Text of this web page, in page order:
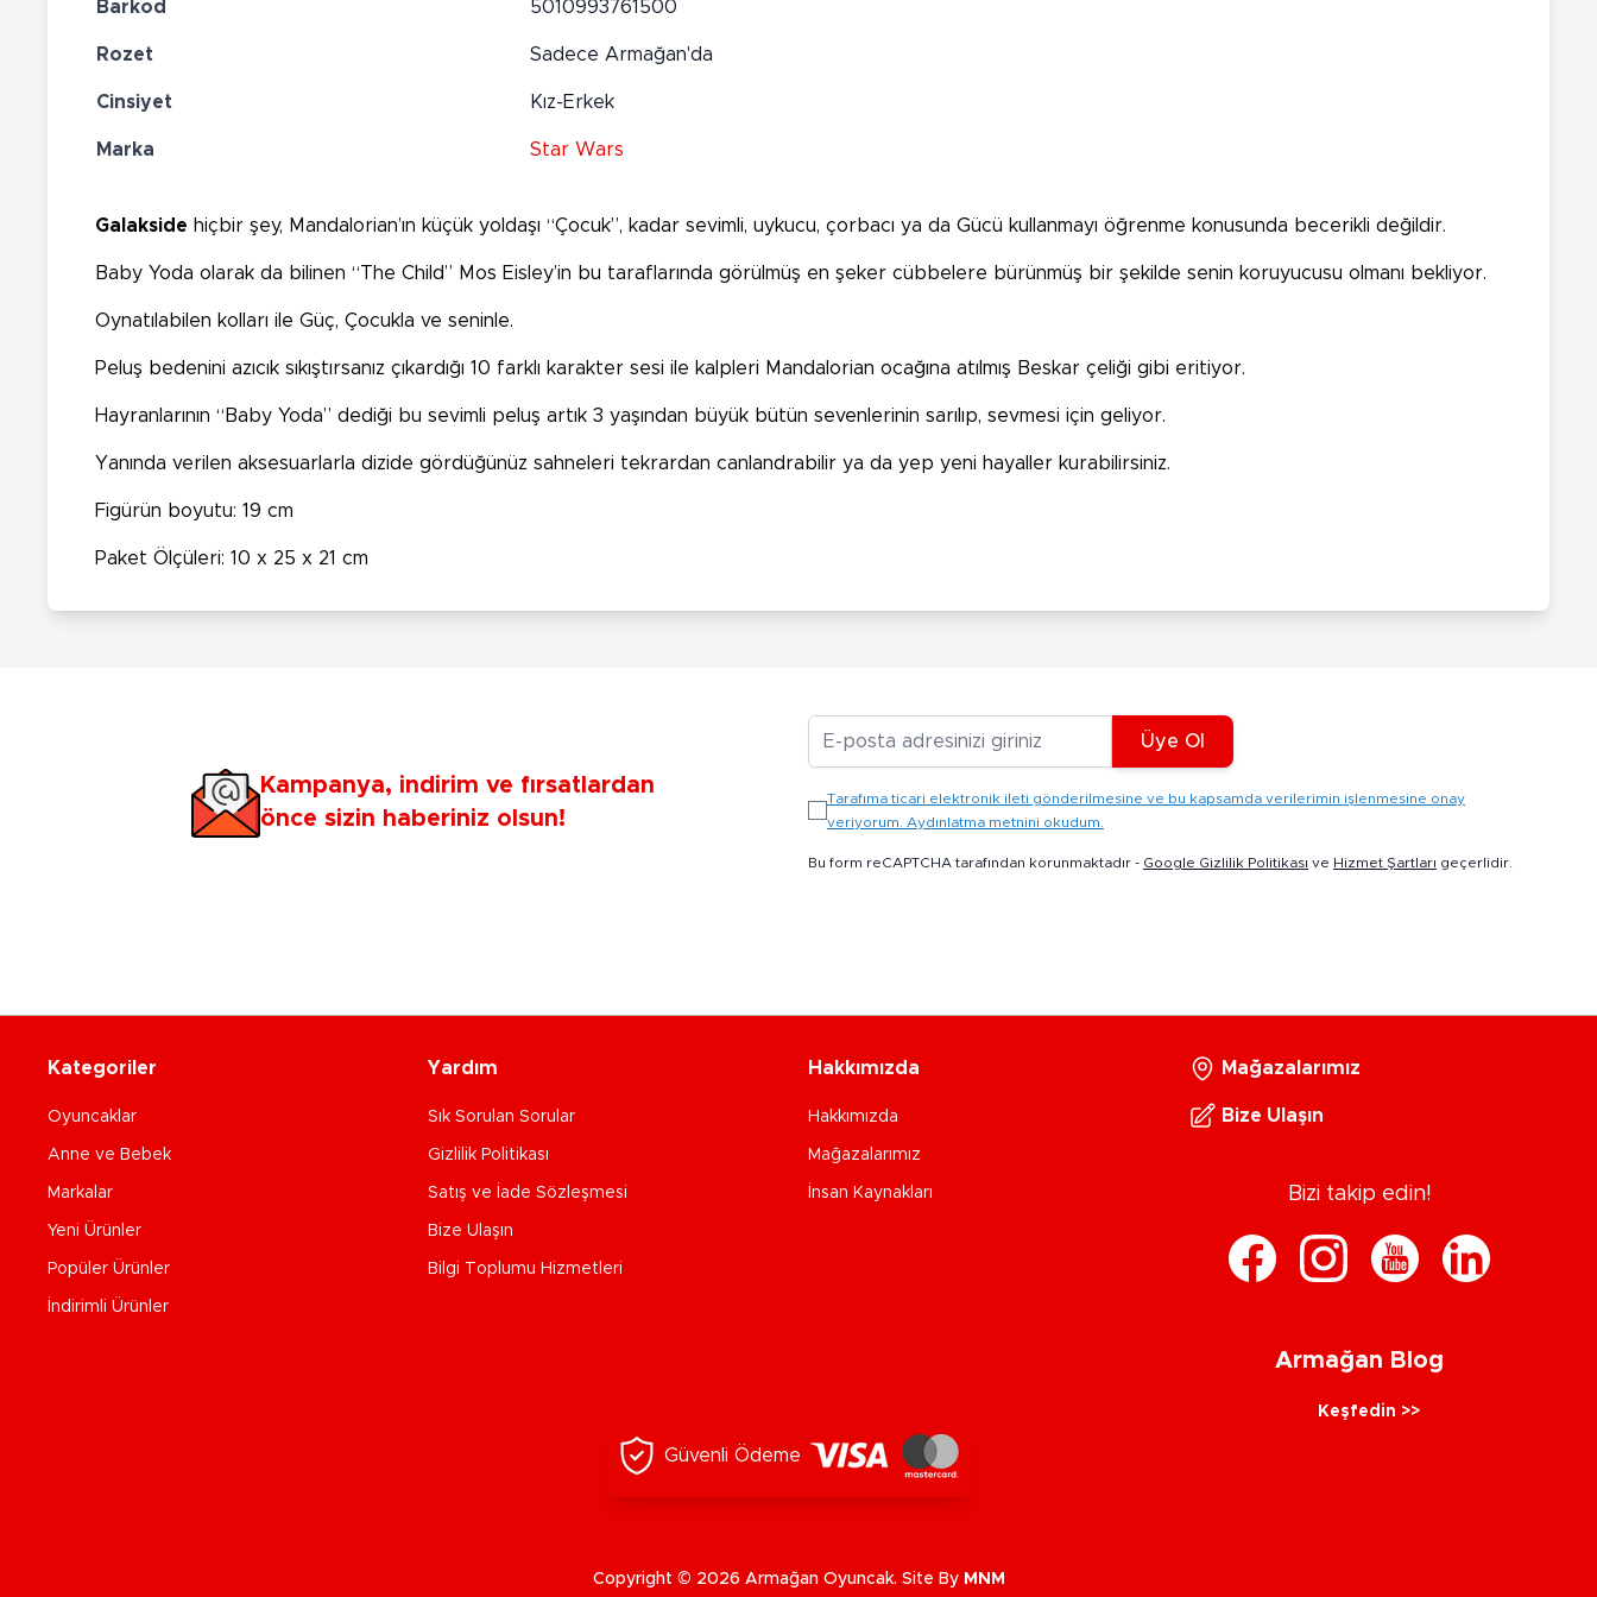
Barkod 5010993761500
Rozet Sadece Armağan'da
Cinsiyet Kız-Erkek
Marka Star Wars
Galakside hiçbir şey, Mandalorian’ın küçük yoldaşı “Çocuk”, kadar sevimli, uykucu, çorbacı ya da Gücü kullanmayı öğrenme konusunda becerikli değildir.
Baby Yoda olarak da bilinen “The Child” Mos Eisley’in bu taraflarında görülmüş en şeker cübbelere bürünmüş bir şekilde senin koruyucusu olmanı bekliyor.
Oynatılabilen kolları ile Güç, Çocukla ve seninle.
Peluş bedenini azıcık sıkıştırsanız çıkardığı 10 farklı karakter sesi ile kalpleri Mandalorian ocağına atılmış Beskar çeliği gibi eritiyor.
Hayranlarının “Baby Yoda” dediği bu sevimli peluş artık 3 yaşından büyük bütün sevenlerinin sarılıp, sevmesi için geliyor.
Yanında verilen aksesuarlarla dizide gördüğünüz sahneleri tekrardan canlandrabilir ya da yep yeni hayaller kurabilirsiniz.
Figürün boyutu: 19 cm
Paket Ölçüleri: 10 x 25 x 21 cm
Kampanya, indirim ve fırsatlardan
önce sizin haberiniz olsun!
Üye Ol
Tarafıma ticari elektronik ileti gönderilmesine ve bu kapsamda verilerimin işlenmesine onay
veriyorum. Aydınlatma metnini okudum.
Bu form reCAPTCHA tarafından korunmaktadır - Google Gizlilik Politikası ve Hizmet Şartları geçerlidir.
Kategoriler
Oyuncaklar
Anne ve Bebek
Markalar
Yeni Ürünler
Popüler Ürünler
İndirimli Ürünler
Yardım
Sık Sorulan Sorular
Gizlilik Politikası
Satış ve İade Sözleşmesi
Bize Ulaşın
Bilgi Toplumu Hizmetleri
Hakkımızda
Hakkımızda
Mağazalarımız
İnsan Kaynakları
Mağazalarımız
Bize Ulaşın
Bizi takip edin!
Armağan Blog
Keşfedin >>
Güvenli Ödeme
Copyright © 2026 Armağan Oyuncak. Site By MNM